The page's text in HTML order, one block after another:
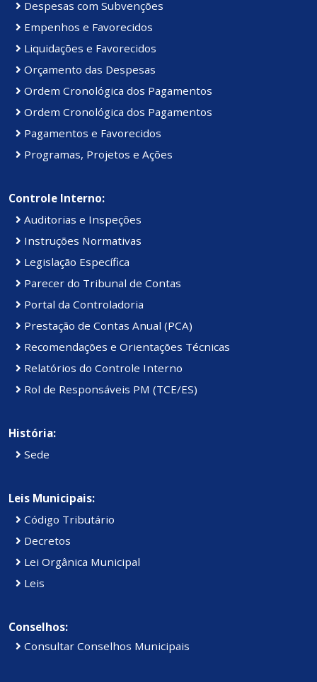
Despesas com Subvenções
Empenhos e Favorecidos
Liquidações e Favorecidos
Orçamento das Despesas
Ordem Cronológica dos Pagamentos
Ordem Cronológica dos Pagamentos
Pagamentos e Favorecidos
Programas, Projetos e Ações
Controle Interno:
Auditorias e Inspeções
Instruções Normativas
Legislação Específica
Parecer do Tribunal de Contas
Portal da Controladoria
Prestação de Contas Anual (PCA)
Recomendações e Orientações Técnicas
Relatórios do Controle Interno
Rol de Responsáveis PM (TCE/ES)
História:
Sede
Leis Municipais:
Código Tributário
Decretos
Lei Orgânica Municipal
Leis
Conselhos:
Consultar Conselhos Municipais